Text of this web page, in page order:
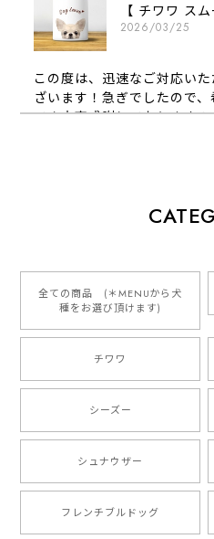
2026/03/25
この度は、迅速なご対応い
ざいます！急ぎでしたので
でき大変感謝しております
2026/01/16
とっても可愛くて、わんち
りやすくて最高です！ あり
ご縁がありましたら、また
全ての商品 (＊MENUから犬
種をお選び頂けます)
チワワ
シーズー
シュナウザー
フレンチブルドッグ